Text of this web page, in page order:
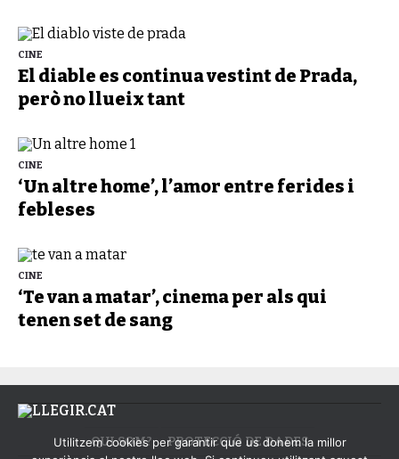
CINE
El diable es continua vestint de Prada,
però no llueix tant
CINE
‘Un altre home’, l’amor entre ferides i
febleses
CINE
‘Te van a matar’, cinema per als qui
tenen set de sang
QUI SOM? PROTECCIÓ DE DADES
Utilitzem cookies per garantir que us donem la millor